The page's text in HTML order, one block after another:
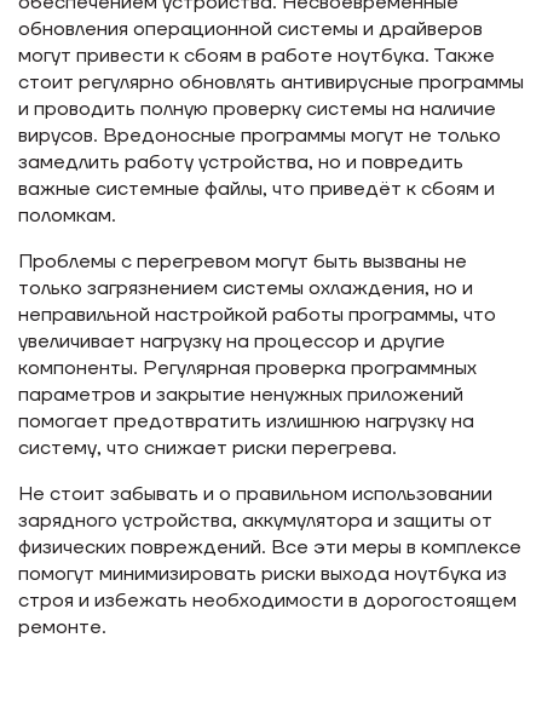
обновления операционной системы и драйверов
могут привести к сбоям в работе ноутбука. Также
стоит регулярно обновлять антивирусные программы
и проводить полную проверку системы на наличие
вирусов. Вредоносные программы могут не только
замедлить работу устройства, но и повредить
важные системные файлы, что приведёт к сбоям и
поломкам.
Проблемы с перегревом могут быть вызваны не
только загрязнением системы охлаждения, но и
неправильной настройкой работы программы, что
увеличивает нагрузку на процессор и другие
компоненты. Регулярная проверка программных
параметров и закрытие ненужных приложений
помогает предотвратить излишнюю нагрузку на
систему, что снижает риски перегрева.
Не стоит забывать и о правильном использовании
зарядного устройства, аккумулятора и защиты от
физических повреждений. Все эти меры в комплексе
помогут минимизировать риски выхода ноутбука из
строя и избежать необходимости в дорогостоящем
ремонте.